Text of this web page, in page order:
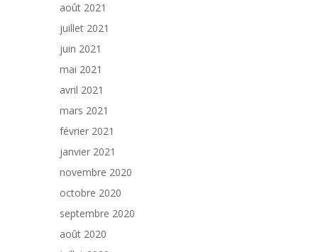
août 2021
juillet 2021
juin 2021
mai 2021
avril 2021
mars 2021
février 2021
janvier 2021
novembre 2020
octobre 2020
septembre 2020
août 2020